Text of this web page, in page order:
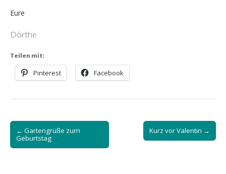
Eure
Dörthe
Teilen mit:
Pinterest Facebook
Post
navigation
← Gartengrüße zum
Geburtstag
Kurz vor Valentin →